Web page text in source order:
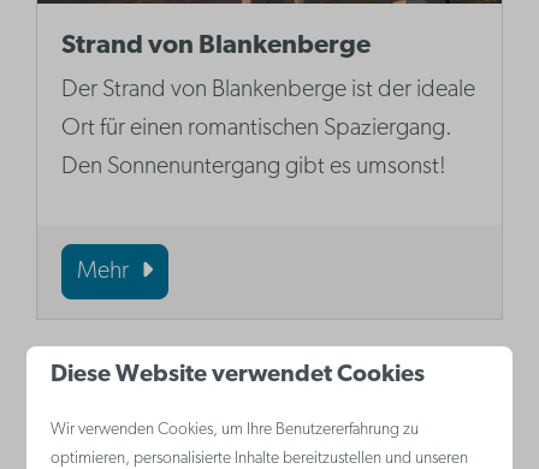
Strand von Blankenberge
Der Strand von Blankenberge ist der ideale
Ort für einen romantischen Spaziergang.
Den Sonnenuntergang gibt es umsonst!
Mehr
Diese Website verwendet Cookies
Wir verwenden Cookies, um Ihre Benutzererfahrung zu
optimieren, personalisierte Inhalte bereitzustellen und unseren